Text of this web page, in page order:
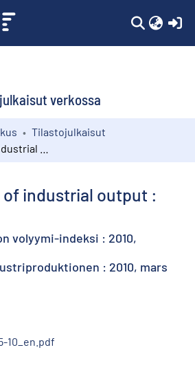
verkossa
Tilastojulkaisut
of industrial output :
volyymi-indeksi : 2010,
: 2010, mars
10_en.pdf